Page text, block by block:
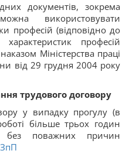
документів, зокрема
використовувати
професій (відповідно до
характеристик професій
Міністерства праці
від 29 грудня 2004 року
трудового договору
у випадку прогулу (в
більше трьох годин
без поважних причин